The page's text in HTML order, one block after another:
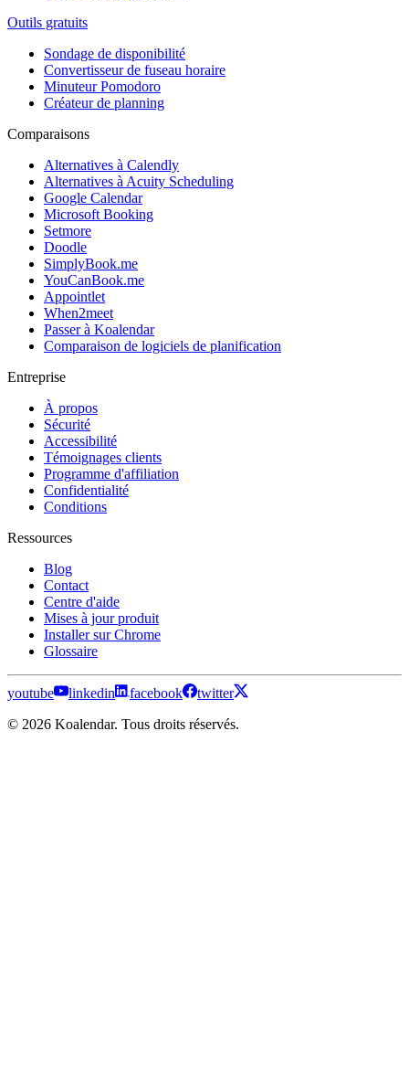
Outils gratuits
Sondage de disponibilité
Convertisseur de fuseau horaire
Minuteur Pomodoro
Créateur de planning
Comparaisons
Alternatives à Calendly
Alternatives à Acuity Scheduling
Google Calendar
Microsoft Booking
Setmore
Doodle
SimplyBook.me
YouCanBook.me
Appointlet
When2meet
Passer à Koalendar
Comparaison de logiciels de planification
Entreprise
À propos
Sécurité
Accessibilité
Témoignages clients
Programme d'affiliation
Confidentialité
Conditions
Ressources
Blog
Contact
Centre d'aide
Mises à jour produit
Installer sur Chrome
Glossaire
youtube linkedin facebook
twitter
© 2026 Koalendar. Tous droits réservés.